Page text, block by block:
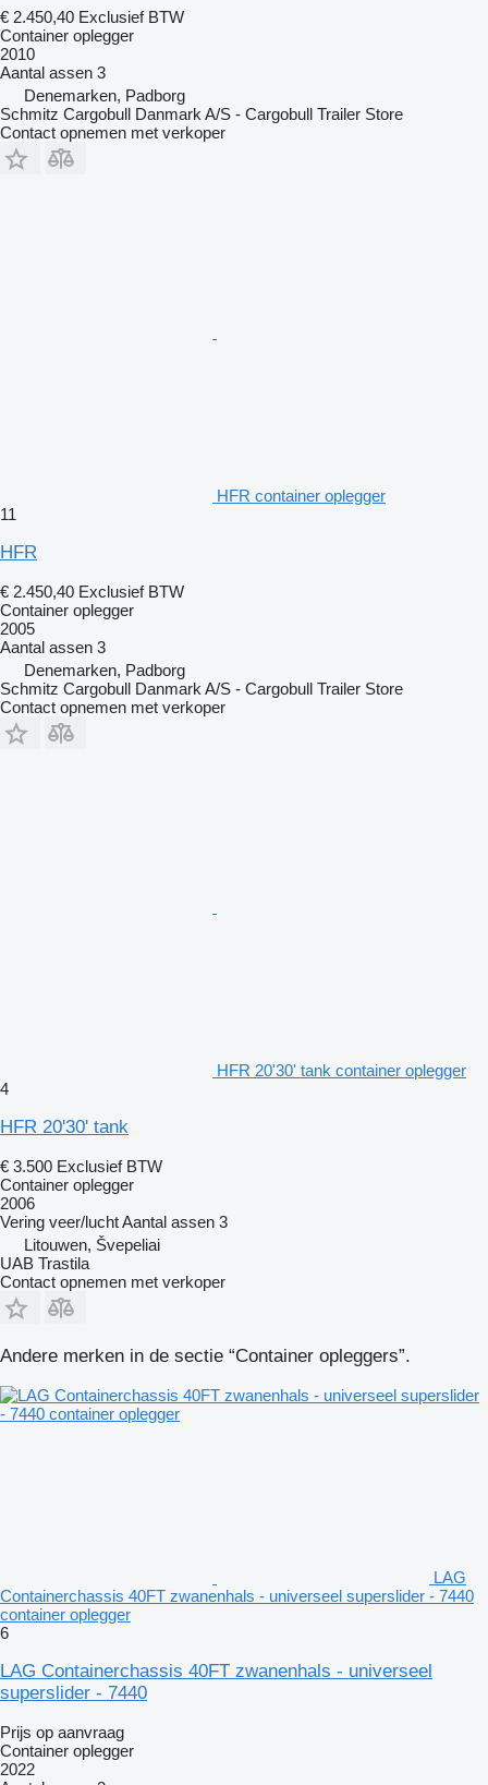
€ 2.450,40 Exclusief BTW
Container oplegger
2010
Aantal assen 3
Denemarken, Padborg
Schmitz Cargobull Danmark A/S - Cargobull Trailer Store
Contact opnemen met verkoper
HFR container oplegger
11
HFR
€ 2.450,40 Exclusief BTW
Container oplegger
2005
Aantal assen 3
Denemarken, Padborg
Schmitz Cargobull Danmark A/S - Cargobull Trailer Store
Contact opnemen met verkoper
HFR 20'30' tank container oplegger
4
HFR 20'30' tank
€ 3.500 Exclusief BTW
Container oplegger
2006
Vering veer/luchtAantal assen 3
Litouwen, Švepeliai
UAB Trastila
Contact opnemen met verkoper
Andere merken in de sectie “Container opleggers”.
LAG
Containerchassis 40FT zwanenhals - universeel superslider - 7440
container oplegger
6
LAG Containerchassis 40FT zwanenhals - universeel
superslider - 7440
Prijs op aanvraag
Container oplegger
2022